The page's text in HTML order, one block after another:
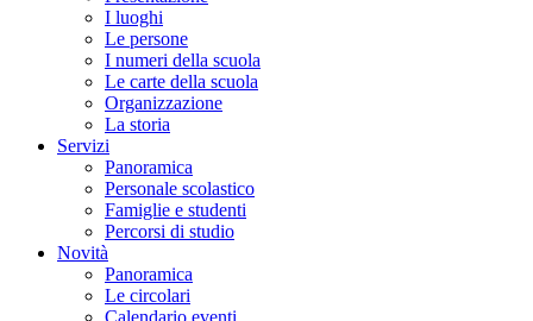
I luoghi
Le persone
I numeri della scuola
Le carte della scuola
Organizzazione
La storia
Servizi
Panoramica
Personale scolastico
Famiglie e studenti
Percorsi di studio
Novità
Panoramica
Le circolari
Calendario eventi